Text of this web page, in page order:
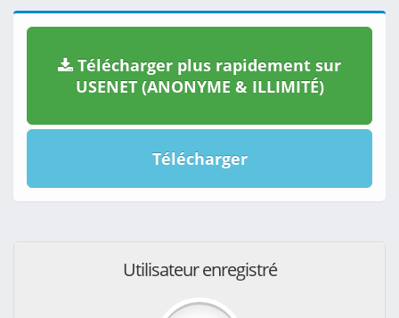
Télécharger plus rapidement sur
USENET (ANONYME & ILLIMITÉ)
Télécharger
Utilisateur enregistré